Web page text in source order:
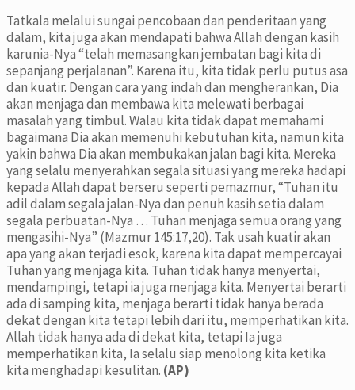
Tatkala melalui sungai pencobaan dan penderitaan yang
dalam, kita juga akan mendapati bahwa Allah dengan kasih
karunia-Nya “telah memasangkan jembatan bagi kita di
sepanjang perjalanan”. Karena itu, kita tidak perlu putus asa
dan kuatir. Dengan cara yang indah dan mengherankan, Dia
akan menjaga dan membawa kita melewati berbagai
masalah yang timbul. Walau kita tidak dapat memahami
bagaimana Dia akan memenuhi kebutuhan kita, namun kita
yakin bahwa Dia akan membukakan jalan bagi kita. Mereka
yang selalu menyerahkan segala situasi yang mereka hadapi
kepada Allah dapat berseru seperti pemazmur, “Tuhan itu
adil dalam segala jalan-Nya dan penuh kasih setia dalam
segala perbuatan-Nya … Tuhan menjaga semua orang yang
mengasihi-Nya” (Mazmur 145:17,20). Tak usah kuatir akan
apa yang akan terjadi esok, karena kita dapat mempercayai
Tuhan yang menjaga kita. Tuhan tidak hanya menyertai,
mendampingi, tetapi ia juga menjaga kita. Menyertai berarti
ada di samping kita, menjaga berarti tidak hanya berada
dekat dengan kita tetapi lebih dari itu, memperhatikan kita.
Allah tidak hanya ada di dekat kita, tetapi Ia juga
memperhatikan kita, Ia selalu siap menolong kita ketika
kita menghadapi kesulitan. (AP)